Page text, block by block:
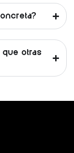
otras